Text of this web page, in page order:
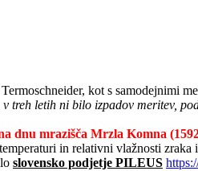
kot s samodejnimi
v treh letih ni bilo izpadov meritev,
dnu mrazišča Mrzla Komna
in relativni vlažnosti
slovensko podjetje PILEUS